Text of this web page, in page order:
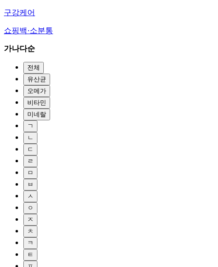
구강케어
쇼핑백·소분통
가나다순
전체
유산균
오메가
비타민
미네랄
ㄱ
ㄴ
ㄷ
ㄹ
ㅁ
ㅂ
ㅅ
ㅇ
ㅈ
ㅊ
ㅋ
ㅌ